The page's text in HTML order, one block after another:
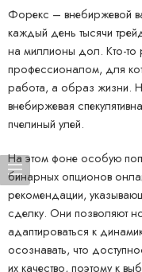
Форекс – внебиржевой
каждый день тысячи
на миллионы дол. Кто-то
профессионалом, для
работа, а образ жизни.
внебиржевая
пчелиный улей.
На этом фоне особую
бинарных опционов
рекомендации,
сделку. Они позволяют
адаптироваться к
осознавать, что
их качество, поэтому к